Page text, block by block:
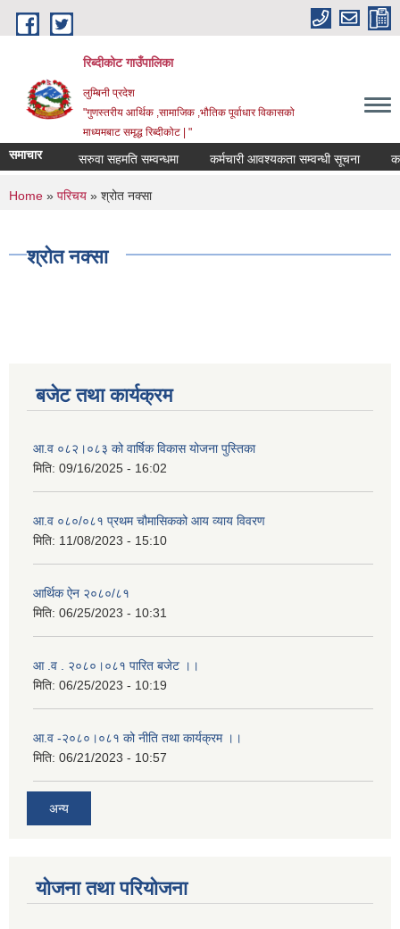
Skip to main content
रिब्दीकोट गाउँपालिका
लुम्बिनी प्रदेश
"गुणस्तरीय आर्थिक ,सामाजिक ,भौतिक पूर्वाधार विकासको
माध्यमबाट समृद्ध रिब्दीकोट | "
समाचार सरुवा सहमति सम्वन्धमा कर्मचारी आवश्यकता सम्वन्धी सूचना
You are here
Home » परिचय » श्रोत नक्सा
श्रोत नक्सा
बजेट तथा कार्यक्रम
आ.व ०८२।०८३ को वार्षिक विकास योजना पुस्तिका
मिति: 09/16/2025 - 16:02
आ.व ०८०/०८१ प्रथम चौमासिकको आय व्याय विवरण
मिति: 11/08/2023 - 15:10
आर्थिक ऐन २०८०/८१
मिति: 06/25/2023 - 10:31
आ .व . २०८०।०८१ पारित बजेट ।।
मिति: 06/25/2023 - 10:19
आ.व -२०८०।०८१ को नीति तथा कार्यक्रम ।।
मिति: 06/21/2023 - 10:57
अन्य
योजना तथा परियोजना